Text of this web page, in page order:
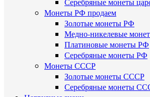
Монеты РФ продаем
Золотые монеты РФ
Медно-никелевые
Платиновые монеты РФ
Серебряные монеты РФ
Монеты СССР
Золотые монеты СССР
Серебряные монеты